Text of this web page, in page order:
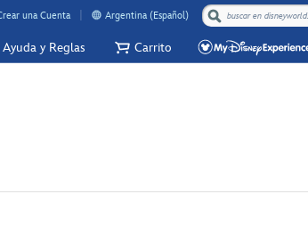
una Cuenta Argentina (Español)
Ayuda y Reglas Carrito